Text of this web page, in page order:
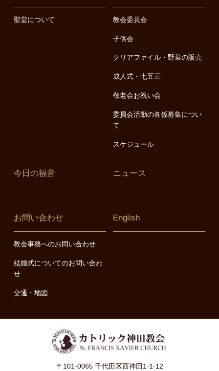
聖堂について 教会委員会
子供会
クリアファイル・野菜の販売
成人式・七五三
敬老会お祝い会
委員会活動の各係募集につい
て
スケジュール
今日の福音 ニュース
お問い合わせ
教会事務へのお問い合わせ
結婚式についてのお問い合わ
せ
交通・地図
English
〒101-0065 千代田区西神田1-1-12